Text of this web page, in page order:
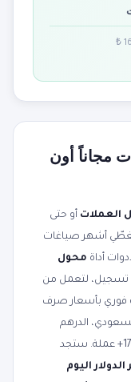
مجاناً أون
العملات أو حتى
أشهر صياغات
أداة محول
تسجيل، لتعمل من
فوري بأسعار صرف
الدرهم
الإماراتي، اليورو، والجنيه الإسترليني. يدعم 170+ عملة. ستجد
اليوم